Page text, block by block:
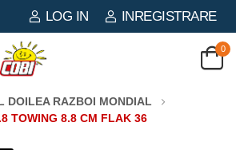
LOG IN INREGISTRARE
0
DOILEA RAZBOI MONDIAL
TOWING 8.8 CM FLAK 36